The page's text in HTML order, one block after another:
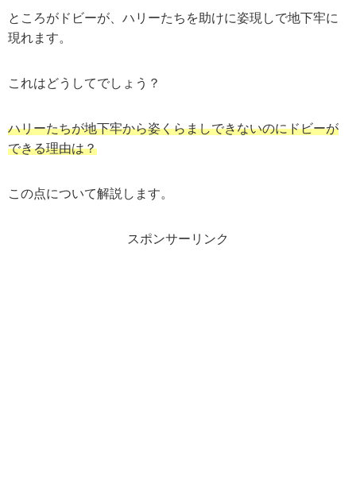
ところがドビーが、ハリーたちを助けに姿現しで地下牢に
現れます。
これはどうしてでしょう？
ハリーたちが地下牢から姿くらましできないのにドビーが
できる理由は？
この点について解説します。
スポンサーリンク